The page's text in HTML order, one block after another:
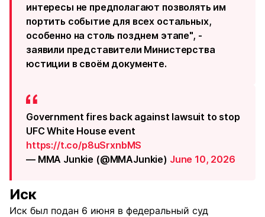
интересы не предполагают позволять им
портить событие для всех остальных,
особенно на столь позднем этапе", -
заявили представители Министерства
юстиции в своём документе.
Government fires back against lawsuit to stop
UFC White House event
https://t.co/p8uSrxnbMS
— MMA Junkie (@MMAJunkie) June 10, 2026
Иск
Иск был подан 6 июня в федеральный суд